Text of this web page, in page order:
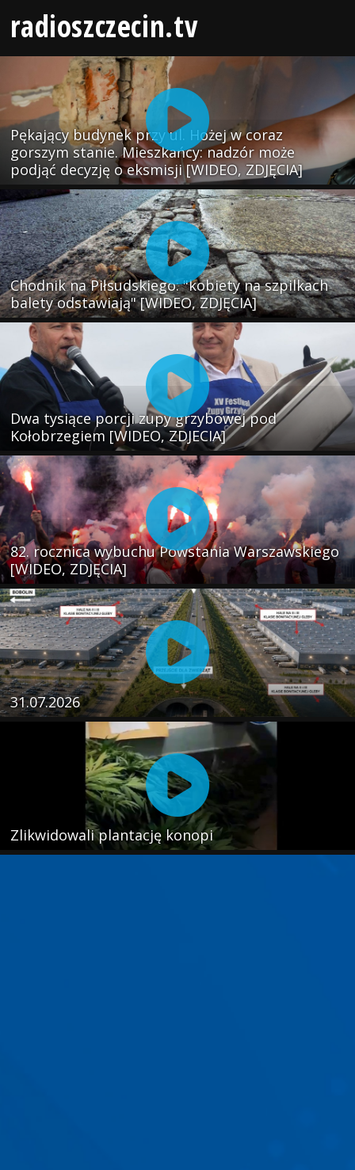
radioszczecin.tv
Pękający budynek przy ul. Hożej w coraz
gorszym stanie. Mieszkańcy: nadzór może
podjąć decyzję o eksmisji [WIDEO, ZDJĘCIA]
Chodnik na Piłsudskiego: "kobiety na szpilkach
balety odstawiają" [WIDEO, ZDJĘCIA]
Dwa tysiące porcji zupy grzybowej pod
Kołobrzegiem [WIDEO, ZDJECIA]
82. rocznica wybuchu Powstania Warszawskiego
[WIDEO, ZDJĘCIA]
31.07.2026
Zlikwidowali plantację konopi